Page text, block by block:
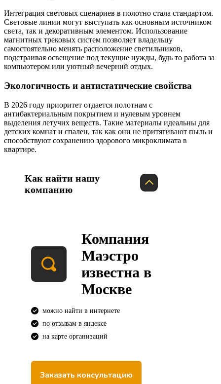
Интеграция световых сценариев в полотно стала стандартом.
Световые линии могут выступать как основным источником
света, так и декоративным элементом. Использование
магнитных трековых систем позволяет владельцу
самостоятельно менять расположение светильников,
подстраивая освещение под текущие нужды, будь то работа за
компьютером или уютный вечерний отдых.
Экологичность и антистатические свойства
В 2026 году приоритет отдается полотнам с
антибактериальным покрытием и нулевым уровнем
выделения летучих веществ. Такие материалы идеальны для
детских комнат и спален, так как они не притягивают пыль и
способствуют сохранению здорового микроклимата в
квартире.
Как найти нашу
компанию
Компания
Маэстро
известна в
Москве
можно найти в интернете
по отзывам в яндексе
на карте организаций
Заказать консультацию